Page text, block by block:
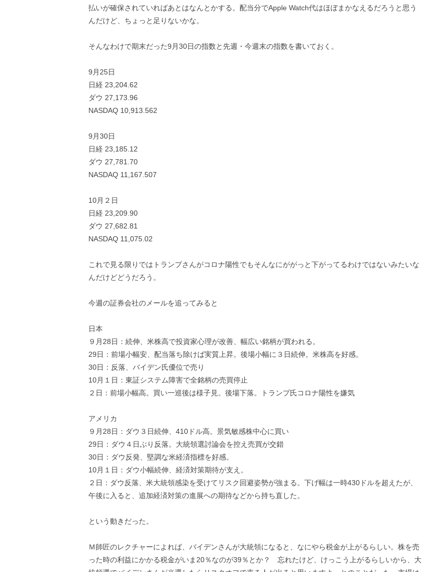
払いが確保されていればあとはなんとかする。配当分でApple Watch代はほぼまかなえるだろうと思う
んだけど、ちょっと足りないかな。
そんなわけで期末だった9月30日の指数と先週・今週末の指数を書いておく。
9月25日
日経 23,204.62
ダウ 27,173.96
NASDAQ 10,913.562
9月30日
日経 23,185.12
ダウ 27,781.70
NASDAQ 11,167.507
10月２日
日経 23,209.90
ダウ 27,682.81
NASDAQ 11,075.02
これで見る限りではトランプさんがコロナ陽性でもそんなにががっと下がってるわけではないみたいな
んだけどどうだろう。
今週の証券会社のメールを追ってみると
日本
９月28日：続伸、米株高で投資家心理が改善、幅広い銘柄が買われる。
29日：前場小幅安、配当落ち除けば実質上昇。後場小幅に３日続伸。米株高を好感。
30日：反落、バイデン氏優位で売り
10月１日：東証システム障害で全銘柄の売買停止
２日：前場小幅高。買い一巡後は様子見。後場下落。トランプ氏コロナ陽性を嫌気
アメリカ
９月28日：ダウ３日続伸、410ドル高。景気敏感株中心に買い
29日：ダウ４日ぶり反落。大統領選討論会を控え売買が交錯
30日：ダウ反発、堅調な米経済指標を好感。
10月１日：ダウ小幅続伸、経済対策期待が支え。
２日：ダウ反落、米大統領感染を受けてリスク回避姿勢が強まる。下げ幅は一時430ドルを超えたが、
午後に入ると、追加経済対策の進展への期待などから持ち直した。
という動きだった。
Ｍ師匠のレクチャーによれば、バイデンさんが大統領になると、なにやら税金が上がるらしい。株を売
った時の利益にかかる税金がいま20％なのが39％とか？ 忘れたけど、けっこう上がるらしいから、大